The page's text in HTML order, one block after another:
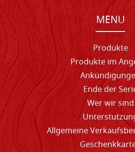
MENU
Produkte
Produkte im
Ende der
Wer wir sind
Allgemeine